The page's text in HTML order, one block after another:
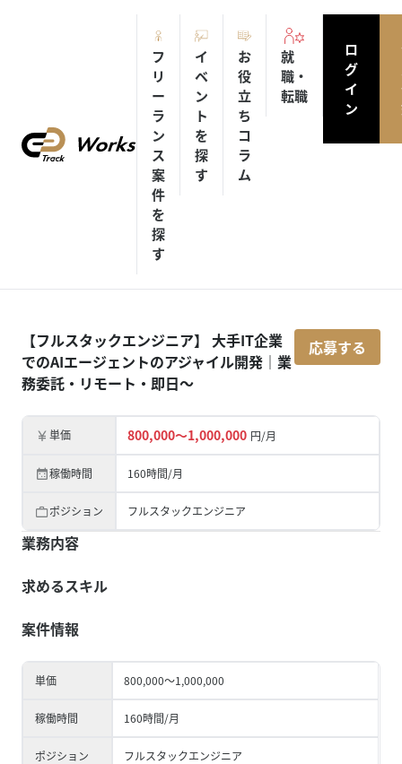
フ
リ
ー
ラ
ン
ス
案
件
を
探
す
イ
ベ
ン
ト
を
探
す
お
役
立
ち
コ
ラ
ム
就
職・
転職
ロ
グ
イ
ン
【フルスタックエンジニア】 大手IT企業
でのAIエージェントのアジャイル開発｜業
務委託・リモート・即日～
応募する
単価 800,000〜1,000,000 円/月
稼働時間 160時間/月
ポジション フルスタックエンジニア
業務内容
求めるスキル
案件情報
単価 800,000〜1,000,000
稼働時間 160時間/月
ポジション フルスタックエンジニア